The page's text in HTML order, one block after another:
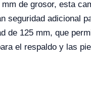
de grosor, esta
seguridad adicional
de 125 mm, que
el respaldo y las